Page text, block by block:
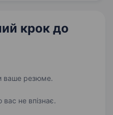
крок до
ваше резюме.
вас не впізнає.